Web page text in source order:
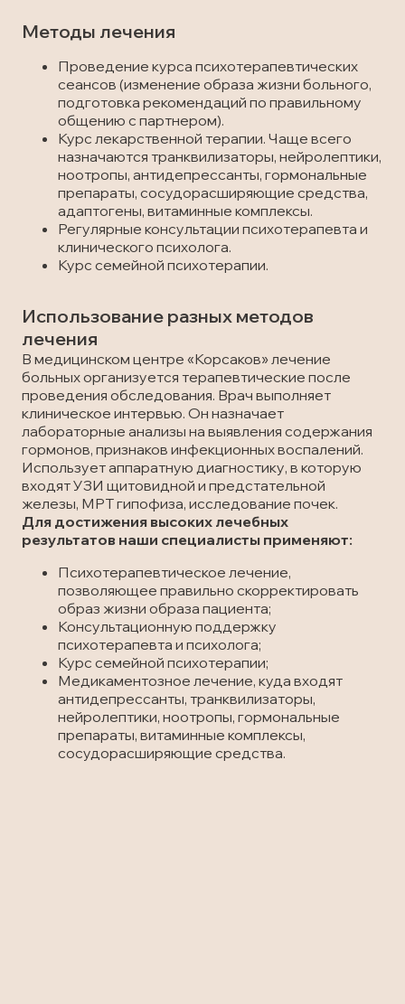
Методы лечения
Проведение курса психотерапевтических
сеансов (изменение образа жизни больного,
подготовка рекомендаций по правильному
общению с партнером).
Курс лекарственной терапии. Чаще всего
назначаются транквилизаторы, нейролептики,
ноотропы, антидепрессанты, гормональные
препараты, сосудорасширяющие средства,
адаптогены, витаминные комплексы.
Регулярные консультации психотерапевта и
клинического психолога.
Курс семейной психотерапии.
Использование разных методов
лечения
В медицинском центре «Корсаков» лечение
больных организуется терапевтические после
проведения обследования. Врач выполняет
клиническое интервью. Он назначает
лабораторные анализы на выявления содержания
гормонов, признаков инфекционных воспалений.
Использует аппаратную диагностику, в которую
входят УЗИ щитовидной и предстательной
железы, МРТ гипофиза, исследование почек.
Для достижения высоких лечебных
результатов наши специалисты применяют:
Психотерапевтическое лечение,
позволяющее правильно скорректировать
образ жизни образа пациента;
Консультационную поддержку
психотерапевта и психолога;
Курс семейной психотерапии;
Медикаментозное лечение, куда входят
антидепрессанты, транквилизаторы,
нейролептики, ноотропы, гормональные
препараты, витаминные комплексы,
сосудорасширяющие средства.